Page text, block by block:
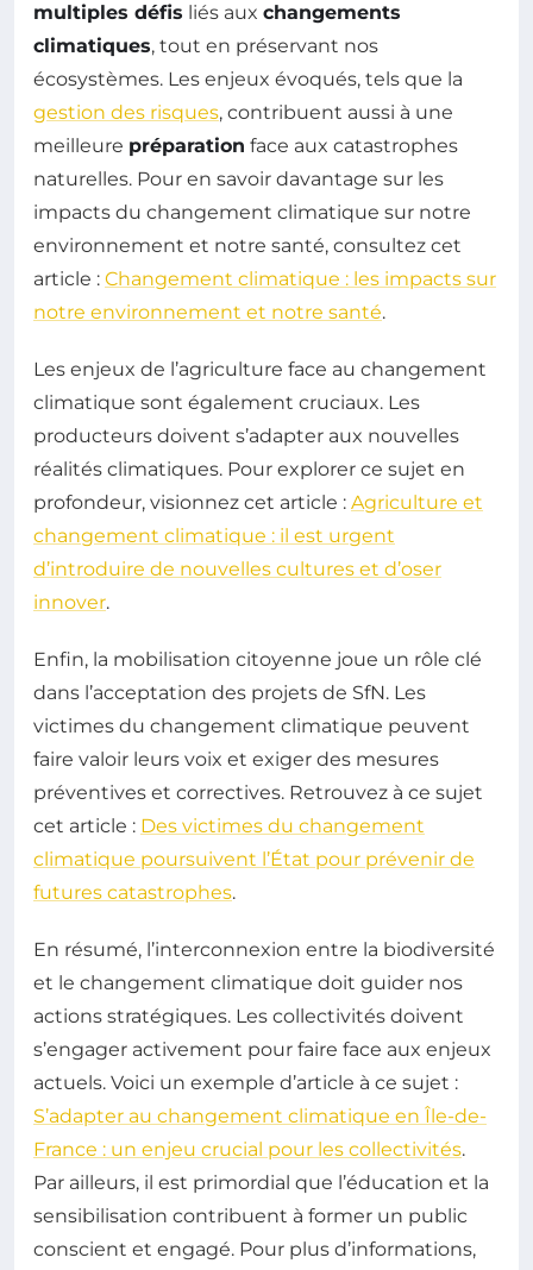
multiples défis liés aux changements
climatiques, tout en préservant nos
écosystèmes. Les enjeux évoqués, tels que la
gestion des risques, contribuent aussi à une
meilleure préparation face aux catastrophes
naturelles. Pour en savoir davantage sur les
impacts du changement climatique sur notre
environnement et notre santé, consultez cet
article : Changement climatique : les impacts sur
notre environnement et notre santé.
Les enjeux de l’agriculture face au changement
climatique sont également cruciaux. Les
producteurs doivent s’adapter aux nouvelles
réalités climatiques. Pour explorer ce sujet en
profondeur, visionnez cet article : Agriculture et
changement climatique : il est urgent
d’introduire de nouvelles cultures et d’oser
innover.
Enfin, la mobilisation citoyenne joue un rôle clé
dans l’acceptation des projets de SfN. Les
victimes du changement climatique peuvent
faire valoir leurs voix et exiger des mesures
préventives et correctives. Retrouvez à ce sujet
cet article : Des victimes du changement
climatique poursuivent l’État pour prévenir de
futures catastrophes.
En résumé, l’interconnexion entre la biodiversité
et le changement climatique doit guider nos
actions stratégiques. Les collectivités doivent
s’engager activement pour faire face aux enjeux
actuels. Voici un exemple d’article à ce sujet :
S’adapter au changement climatique en Île-de-
France : un enjeu crucial pour les collectivités.
Par ailleurs, il est primordial que l’éducation et la
sensibilisation contribuent à former un public
conscient et engagé. Pour plus d’informations,